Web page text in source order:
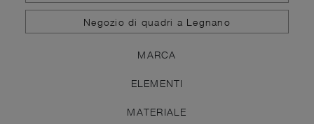
Negozio di quadri a Legnano
MARCA
ELEMENTI
MATERIALE